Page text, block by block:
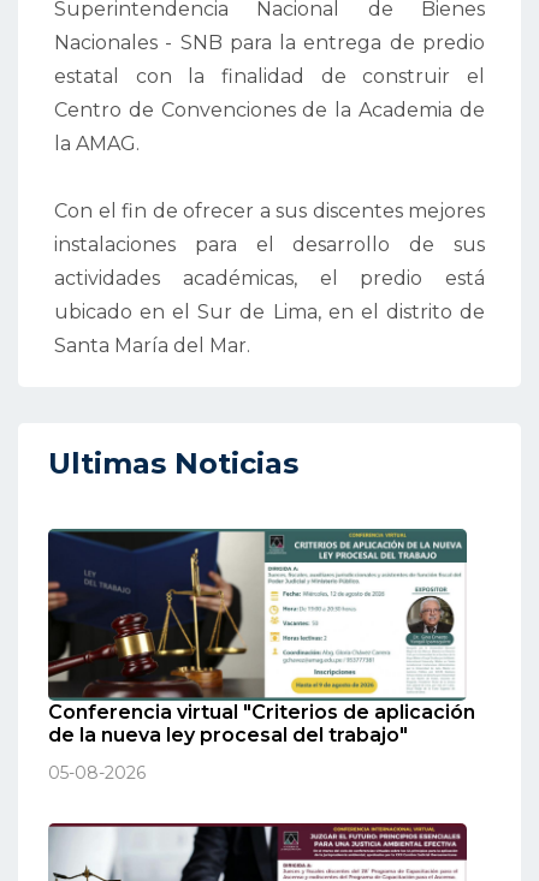
Superintendencia Nacional de Bienes
Nacionales - SNB para la entrega de predio
estatal con la finalidad de construir el
Centro de Convenciones de la Academia de
la AMAG.
Con el fin de ofrecer a sus discentes mejores
instalaciones para el desarrollo de sus
actividades académicas, el predio está
ubicado en el Sur de Lima, en el distrito de
Santa María del Mar.
Ultimas Noticias
Conferencia virtual "Criterios de aplicación
de la nueva ley procesal del trabajo"
05-08-2026